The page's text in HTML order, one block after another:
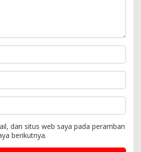
dan situs web saya pada peramban
berikutnya.